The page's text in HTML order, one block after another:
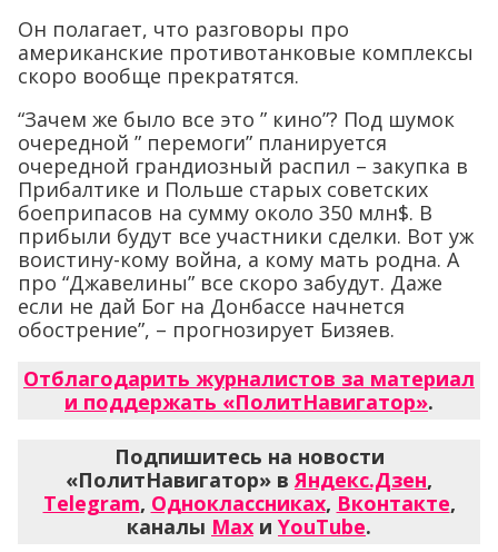
Он полагает, что разговоры про
американские противотанковые комплексы
скоро вообще прекратятся.
“Зачем же было все это ” кино”? Под шумок
очередной ” перемоги” планируется
очередной грандиозный распил – закупка в
Прибалтике и Польше старых советских
боеприпасов на сумму около 350 млн$. В
прибыли будут все участники сделки. Вот уж
воистину-кому война, а кому мать родна. А
про “Джавелины” все скоро забудут. Даже
если не дай Бог на Донбассе начнется
обострение”, – прогнозирует Бизяев.
Отблагодарить журналистов за материал
и поддержать «ПолитНавигатор».
Подпишитесь на новости
«ПолитНавигатор» вЯндекс.Дзен,
Telegram, Одноклассниках, Вконтакте,
каналы Max и YouTube.